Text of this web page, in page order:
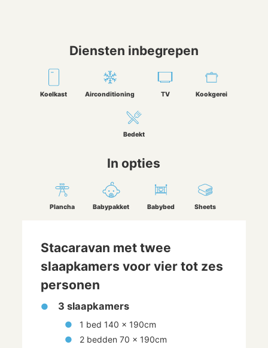
Diensten inbegrepen
Koelkast Airconditioning TV Kookgerei
Bedekt
In opties
Plancha Babypakket Babybed Sheets
Stacaravan met twee
slaapkamers voor vier tot zes
personen
3 slaapkamers
1 bed 140 x 190cm
2 bedden 70 x 190cm